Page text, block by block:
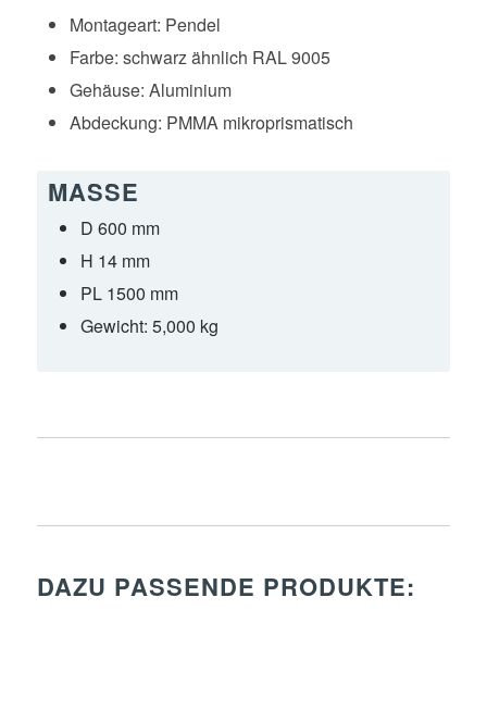
Montageart: Pendel
Farbe: schwarz ähnlich RAL 9005
Gehäuse: Aluminium
Abdeckung: PMMA mikroprismatisch
MASSE
D 600 mm
H 14 mm
PL 1500 mm
Gewicht: 5,000 kg
DAZU PASSENDE PRODUKTE: